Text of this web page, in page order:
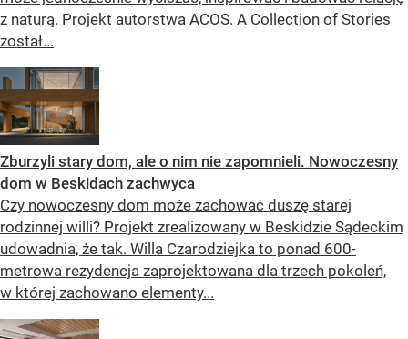
z naturą. Projekt autorstwa ACOS. A Collection of Stories
został...
Zburzyli stary dom, ale o nim nie zapomnieli. Nowoczesny
dom w Beskidach zachwyca
Czy nowoczesny dom może zachować duszę starej
rodzinnej willi? Projekt zrealizowany w Beskidzie Sądeckim
udowadnia, że tak. Willa Czarodziejka to ponad 600-
metrowa rezydencja zaprojektowana dla trzech pokoleń,
w której zachowano elementy...